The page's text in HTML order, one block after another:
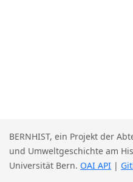
BERNHIST, ein Projekt der
und Umweltgeschichte am
Universität Bern. OAI API |